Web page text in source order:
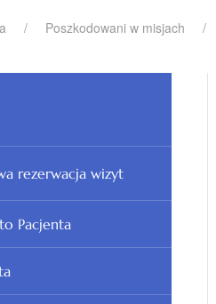
Poszkodowani w misjach
rezerwacja wizyt
Pacjenta